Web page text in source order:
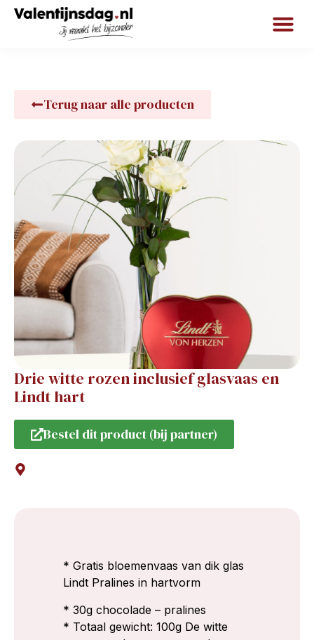
Terug naar alle producten
Drie witte rozen inclusief glasvaas en
Lindt hart
Bestel dit product (bij partner)
* Gratis bloemenvaas van dik glas
Lindt Pralines in hartvorm
* 30g chocolade – pralines
* Totaal gewicht: 100g De witte